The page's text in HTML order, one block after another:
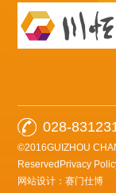
028-
©2016GUIZHOU
ReservedPrivacy
网站设计：赛门仕博